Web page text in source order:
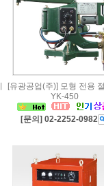
[유광공업(주)] 모형 전용
YK-450
[문의] 02-2252-0982